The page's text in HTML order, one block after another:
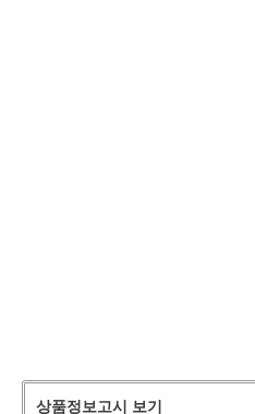
상품정보고시 보기